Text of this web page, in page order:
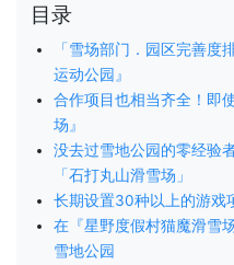
目录
「雪场部门．园区完善
运动公园』
合作项目也相当齐全！即
场』
没去过雪地公园的零经验
「石打丸山滑雪场」
长期设置30种以上的游戏
在『星野度假村猫魔滑雪
雪地公园